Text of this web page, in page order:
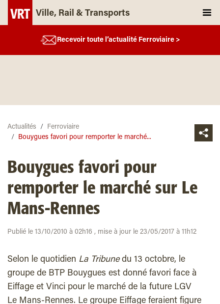
Ville, Rail & Transports
Recevoir toute l’actualité Ferroviaire >
Actualités
Ferroviaire
Bouygues favori pour remporter le marché...
Bouygues favori pour
remporter le marché sur Le
Mans-Rennes
Publié le 13/10/2010 à 02h16 , mise à jour le 23/05/2017 à 11h12
Selon le quotidien La Tribunedu 13 octobre, le
groupe de BTP Bouygues est donné favori face à
Eiffage et Vinci pour le marché de la future LGV
Le Mans-Rennes. Le groupe Eiffage feraient figure